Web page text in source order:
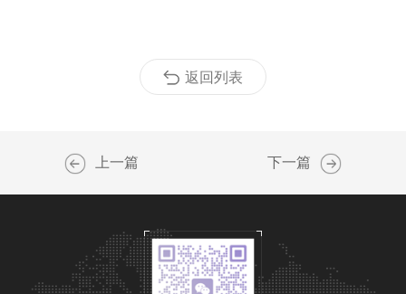
返回列表
上一篇 下一篇